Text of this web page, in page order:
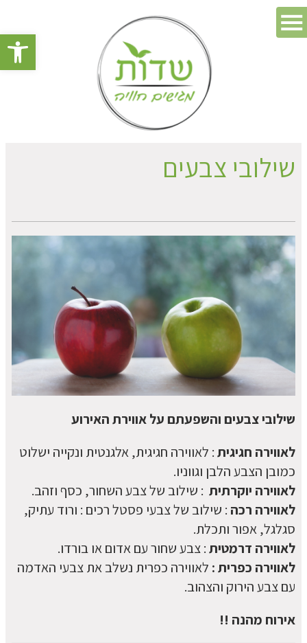
פתח
שילובי צבעים
שילובי צבעים והשפעתם על אווירת האירוע
לאווירה חגיגית: לאווירה חגיגית, אלגנטית ונקייה ישלוט
כמובן הצבע הלבן וגווניו.
לאווירה יוקרתית : שילוב של צבע השחור, כסף וזהב.
לאווירה רכה : שילוב של צבעי פסטל רכים : ורוד עתיק,
סגלגל, אפור ותכלת.
לאווירה דרמטית: צבע שחור עם אדום או בורדו.
לאווירה כפרית : לאווירה כפרית נשלב את צבעי האדמה
עם צבע הירוק והצהוב.
אירוח מהנה !!